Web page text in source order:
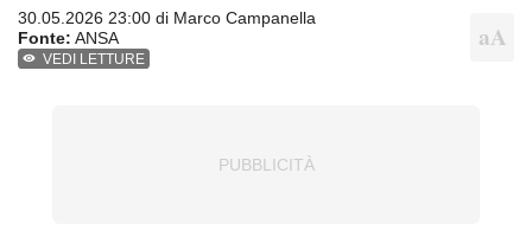
30.05.2026 23:00 di Marco Campanella
Fonte: ANSA
VEDI LETTURE